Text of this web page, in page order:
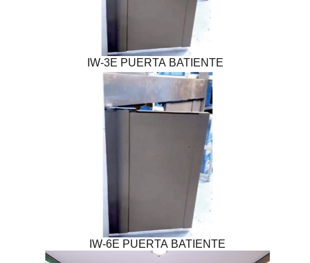
IW-3E PUERTA BATIENTE
IW-6E PUERTA BATIENTE